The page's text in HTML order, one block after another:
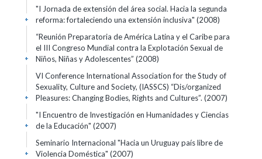
"I Jornada de extensión del área social. Hacia la segunda
reforma: fortaleciendo una extensión inclusiva" (2008)
+
“Reunión Preparatoria de América Latina y el Caribe para
el III Congreso Mundial contra la Explotación Sexual de
Niños, Niñas y Adolescentes” (2008)
+
VI Conference International Association for the Study of
Sexuality, Culture and Society, (IASSCS) “Dis/organized
Pleasures: Changing Bodies, Rights and Cultures”. (2007)
+
"I Encuentro de Investigación en Humanidades y Ciencias
de la Educación" (2007)
+
Seminario Internacional "Hacia un Uruguay país libre de
Violencia Doméstica" (2007)
+